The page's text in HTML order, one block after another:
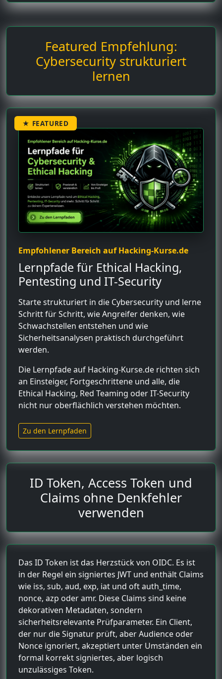
Featured Empfehlung:
Cybersecurity strukturiert
lernen
★ FEATURED
Empfohlener Bereich auf Hacking-Kurse.de
Lernpfade für Ethical Hacking,
Pentesting und IT-Security
Starte strukturiert in die Cybersecurity und lerne
Schritt für Schritt, wie Angreifer denken, wie
Schwachstellen entstehen und wie
Sicherheitsanalysen praktisch durchgeführt
werden.
Die Lernpfade auf Hacking-Kurse.de richten sich
an Einsteiger, Fortgeschrittene und alle, die
Ethical Hacking, Red Teaming oder IT-Security
nicht nur oberflächlich verstehen möchten.
Zu den Lernpfaden
ID Token, Access Token und
Claims ohne Denkfehler
verwenden
Das ID Token ist das Herzstück von OIDC. Es ist
in der Regel ein signiertes JWT und enthält Claims
wie iss, sub, aud, exp, iat und oft auth_time,
nonce, azp oder amr. Diese Claims sind keine
dekorativen Metadaten, sondern
sicherheitsrelevante Prüfparameter. Ein Client,
der nur die Signatur prüft, aber Audience oder
Nonce ignoriert, akzeptiert unter Umständen ein
formal korrekt signiertes, aber logisch
unzulässiges Token.